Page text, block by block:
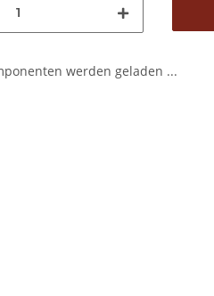
werden geladen ...